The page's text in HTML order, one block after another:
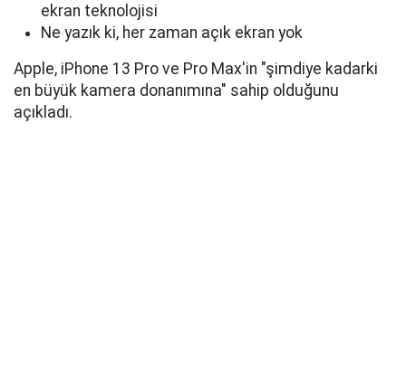
ekran teknolojisi
Ne yazık ki, her zaman açık ekran yok
Apple, iPhone 13 Pro ve Pro Max'in "şimdiye kadarki
en büyük kamera donanımına" sahip olduğunu
açıkladı.